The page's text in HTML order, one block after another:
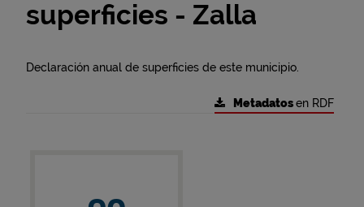
superficies - Zalla
Declaración anual de superficies de este municipio.
Metadatosen RDF